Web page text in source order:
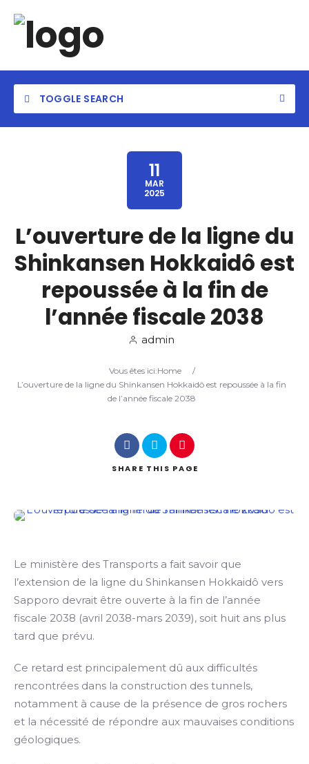
TOGGLE SEARCH
Location
11
MAR
2025
L’ouverture de la ligne du
Shinkansen Hokkaidô est
repoussée à la fin de
l’année fiscale 2038
admin
Vous êtes ici:Home
/
L’ouverture de la ligne du Shinkansen Hokkaidô est repoussée à la fin
de l’année fiscale 2038
SHARE THIS PAGE
Le ministère des Transports a fait savoir que
l’extension de la ligne du Shinkansen Hokkaidô vers
Sapporo devrait être ouverte à la fin de l’année
fiscale 2038 (avril 2038-mars 2039), soit huit ans plus
tard que prévu.
Ce retard est principalement dû aux difficultés
rencontrées dans la construction des tunnels,
notamment à cause de la présence de gros rochers
et la nécessité de répondre aux mauvaises conditions
géologiques.